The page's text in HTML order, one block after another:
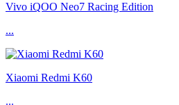
Vivo iQOO Neo7 Racing Edition
...
Xiaomi Redmi K60
...